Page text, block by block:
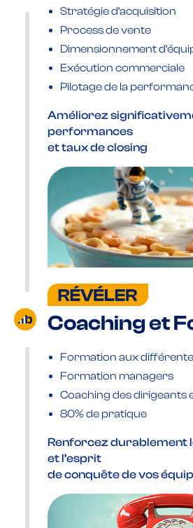
Stratégie d’acquisition
Process de vente
Dimensionnement
Exécution commerciale
Pilotage de la
Améliorez
performances
et taux de closing
Coaching et
Formation aux
Formation managers
Coaching des dirigeants
80% de pratique
Renforcez durablement
et l’esprit
de conquête de vos